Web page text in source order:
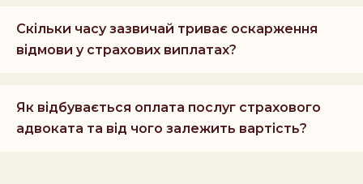
Скільки часу зазвичай триває оскарження
відмови у страхових виплатах?
Як відбувається оплата послуг страхового
адвоката та від чого залежить вартість?